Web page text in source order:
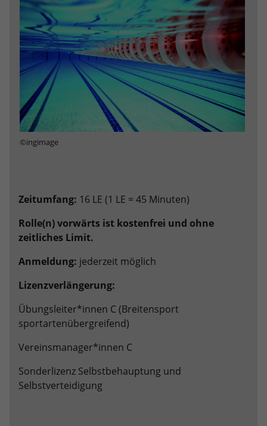
©ingimage
Zeitumfang: 16 LE (1 LE = 45 Minuten)
Rolle(n) vorwärts ist kostenfrei und ohne
zeitliches Limit.
Anmeldung: jederzeit möglich
Lizenzverlängerung:
Übungsleiter*innen C (Breitensport
sportartenübergreifend)
Vereinsmanager*innen C
Sonderlizenz Selbstbehauptung und
Selbstverteidigung
Anbieter Google LLC
Laufzeit 2 Jahre
Zweck
Wird verwendet, um den Sitzungsstatus
zu erhalten.